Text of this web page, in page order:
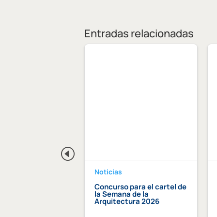
Entradas relacionadas
Noticias
Concurso para el cartel de
la Semana de la
Arquitectura 2026